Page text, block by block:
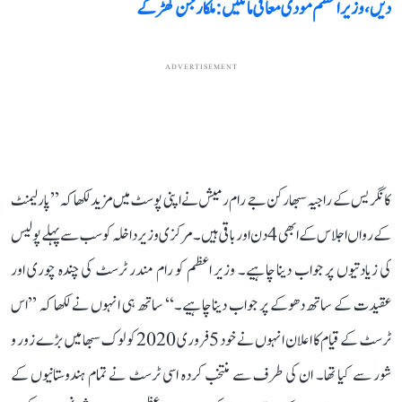
دیں، وزیر اعظم مودی معافی مانگیں: ملکارجن کھڑگے
ADVERTISEMENT
کانگریس کے راجیہ سبھا رکن جے رام رمیش نے اپنی پوسٹ میں مزید لکھا کہ ’’پارلیمنٹ
کے رواں اجلاس کے ابھی 4 دن اور باقی ہیں۔ مرکزی وزیر داخلہ کو سب سے پہلے پولیس
کی زیادتیوں پر جواب دینا چاہیے۔ وزیر اعظم کو رام مندر ٹرسٹ کی چندہ چوری اور
عقیدت کے ساتھ دھوکے پر جواب دینا چاہیے۔‘‘ ساتھ ہی انہوں نے لکھا کہ ’’اس
ٹرسٹ کے قیام کا اعلان انہوں نے خود 5 فروری 2020 کو لوک سبھا میں بڑے زور و
شور سے کیا تھا۔ ان کی طرف سے منتخب کردہ اسی ٹرسٹ نے تمام ہندوستانیوں کے